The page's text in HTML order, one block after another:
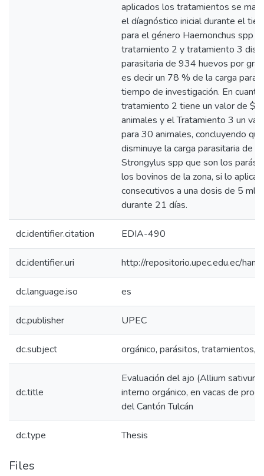
aplicados los tratamientos se
el díagnóstico inicial durante el
para el género Haemonchus spp
tratamiento 2 y tratamiento 3
parasitaria de 934 huevos por
es decir un 78 % de la carga
tiempo de investigación. En
tratamiento 2 tiene un valor de
animales y el Tratamiento 3 un
para 30 animales, concluyendo
disminuye la carga parasitaria de
Strongylus spp que son los
los bovinos de la zona, si lo
consecutivos a una dosis de 5 ml
durante 21 días.
dc.identifier.citation EDIA-490
dc.identifier.uri http://repositorio.upec.edu.ec/
dc.language.iso es
dc.publisher UPEC
dc.subject orgánico, parásitos, tratamientos,
dc.title
Evaluación del ajo (Allium
interno orgánico, en vacas de
del Cantón Tulcán
dc.type Thesis
Files